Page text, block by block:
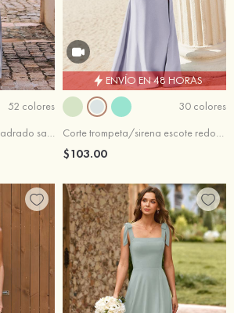
52 colores
Vestido línea a cuello cuadrado satén elástico hasta el suelo vestido de dama de honor
ENVÍO EN 48 HORAS
30 colores
Corte trompeta/sirena escote redondo crepé elástico hasta el suelo vestido de dama de honor
$103.00